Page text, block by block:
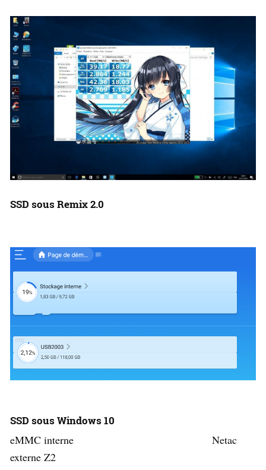
SSD sous Remix 2.0
SSD sous Windows 10
eMMC interne Netac
externe Z2